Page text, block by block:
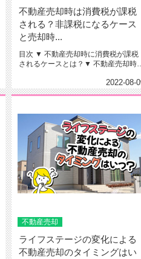
不動産売却時は消費税が課税
される？非課税になるケース
と売却時...
目次 ▼ 不動産売却時に消費税が課税
されるケースとは？▼ 不動産売却時
2022-08-
不動産売却
ライフステージの変化による
不動産売却のタイミングはい